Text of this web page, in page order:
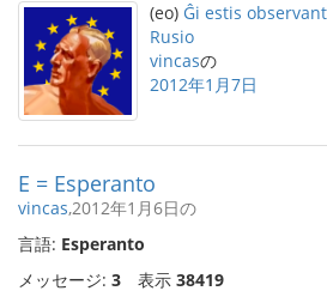
(eo) Ĝi estis
Rusio
vincasの
2012年1月7日
E = Esperanto
vincas,2012年1月6日の
言語: Esperanto
メッセージ: 3 表示 38419